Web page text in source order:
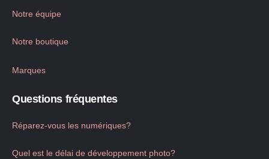
Notre équipe
Notre boutique
Marques
Questions fréquentes
Réparez-vous les numériques?
Quel est le délai de développement photo?